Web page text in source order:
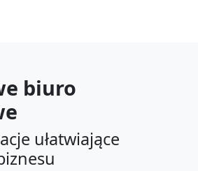
biuro
ułatwiające